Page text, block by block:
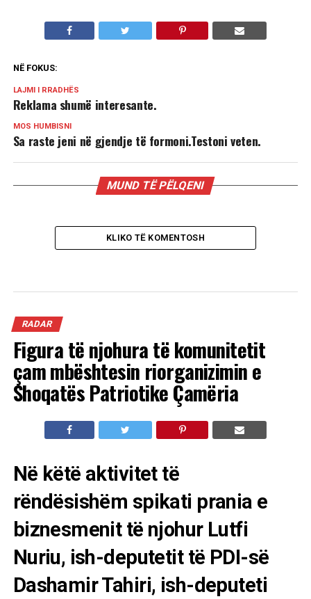
NË FOKUS:
LAJMI I RRADHËS
Reklama shumë interesante.
MOS HUMBISNI
Sa raste jeni në gjendje të formoni.Testoni veten.
MUND TË PËLQENI
KLIKO TË KOMENTOSH
RADAR
Figura të njohura të komunitetit
çam mbështesin riorganizimin e
Shoqatës Patriotike Çamëria
Në këtë aktivitet të
rëndësishëm spikati prania e
biznesmenit të njohur Lutfi
Nuriu, ish-deputetit të PDI-së
Dashamir Tahiri, ish-deputeti